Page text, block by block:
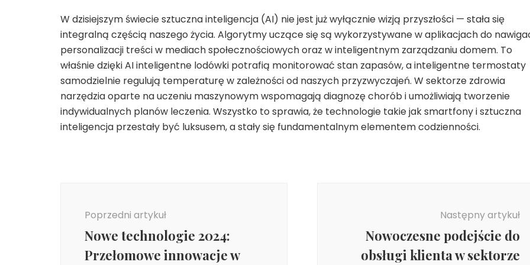
W dzisiejszym świecie sztuczna inteligencja (AI) nie jest już wyłącznie wizją przyszłości — stała się
integralną częścią naszego życia. Algorytmy uczące się są wykorzystywane w aplikacjach do
personalizacji treści w mediach społecznościowych oraz w inteligentnym zarządzaniu domem. To
właśnie dzięki AI inteligentne lodówki potrafią monitorować stan zapasów, a inteligentne termostaty
samodzielnie regulują temperaturę w zależności od naszych przyzwyczajeń. W sektorze zdrowia
narzędzia oparte na uczeniu maszynowym wspomagają diagnozę chorób i umożliwiają tworzenie
indywidualnych planów leczenia. Wszystko to sprawia, że technologie takie jak smartfony i sztuczna
inteligencja przestały być luksusem, a stały się fundamentalnym elementem codzienności.
Poprzedni artykuł
Nowe technologie 2024:
Przełomowe innowacje w
Następny artykuł
Nowoczesne podejście do
obsługi klienta w sektorze